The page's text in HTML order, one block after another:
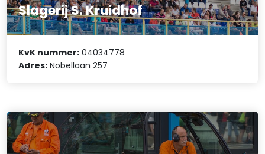
Slagerij S. Kruidhof
KvK nummer: 04034778
Adres: Nobellaan 257